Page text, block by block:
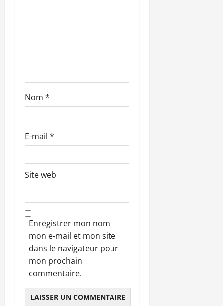
l
e
Nom *
E-mail *
Site web
Enregistrer mon nom,
mon e-mail et mon site
dans le navigateur pour
mon prochain
commentaire.